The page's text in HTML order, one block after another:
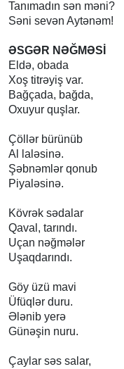
Tanımadın sən məni?
Səni sevən Aytənəm!
ƏSGƏR NƏĞMƏSİ
Eldə, obada
Xoş titrəyiş var.
Bağçada, bağda,
Oxuyur quşlar.
Çöllər bürünüb
Al laləsinə.
Şəbnəmlər qonub
Piyaləsinə.
Kövrək sədalar
Qaval, tarındı.
Uçan nəğmələr
Uşaqdarındı.
Göy üzü mavi
Üfüqlər duru.
Ələnib yerə
Günəşin nuru.
Çaylar səs salar,